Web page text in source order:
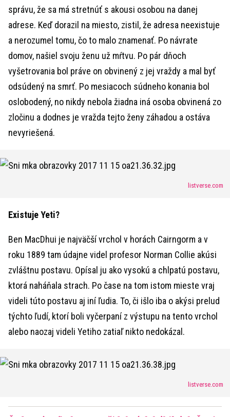
správu, že sa má stretnúť s akousi osobou na danej
adrese. Keď dorazil na miesto, zistil, že adresa neexistuje
a nerozumel tomu, čo to malo znamenať. Po návrate
domov, našiel svoju ženu už mŕtvu. Po pár dňoch
vyšetrovania bol práve on obvinený z jej vraždy a mal byť
odsúdený na smrť. Po mesiacoch súdneho konania bol
oslobodený, no nikdy nebola žiadna iná osoba obvinená zo
zločinu a dodnes je vražda tejto ženy záhadou a ostáva
nevyriešená.
listverse.com
Existuje Yeti?
Ben MacDhui je najväčší vrchol v horách Cairngorm a v
roku 1889 tam údajne videl profesor Norman Collie akúsi
zvláštnu postavu. Opísal ju ako vysokú a chlpatú postavu,
ktorá naháňala strach. Po čase na tom istom mieste vraj
videli túto postavu aj iní ľudia. To, či išlo iba o akýsi prelud
týchto ľudí, ktorí boli vyčerpaní z výstupu na tento vrchol
alebo naozaj videli Yetiho zatiaľ nikto nedokázal.
listverse.com